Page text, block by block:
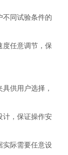
不同试验条件的
度任意调节，保
供用户选择，
计，保证操作安
实际需要任意设